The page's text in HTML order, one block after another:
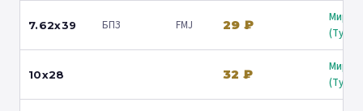
7.62x39 БПЗ FMJ 29 ₽
Мир
10x28 32 ₽
Мир